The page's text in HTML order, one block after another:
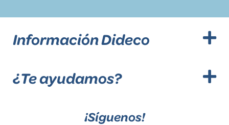
Información Dideco
¿Te ayudamos?
¡Síguenos!